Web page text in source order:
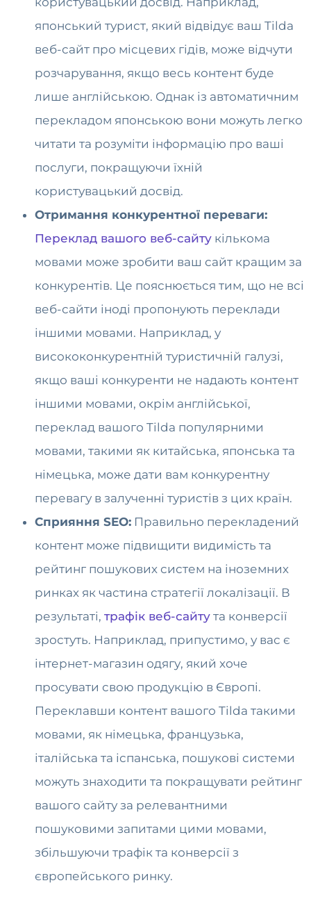
японський турист, який відвідує ваш Tilda
веб-сайт про місцевих гідів, може відчути
розчарування, якщо весь контент буде
лише англійською. Однак із автоматичним
перекладом японською вони можуть легко
читати та розуміти інформацію про ваші
послуги, покращуючи їхній
користувацький досвід.
Отримання конкурентної переваги:
Переклад вашого веб-сайту кількома
мовами може зробити ваш сайт кращим за
конкурентів. Це пояснюється тим, що не всі
веб-сайти іноді пропонують переклади
іншими мовами. Наприклад, у
висококонкурентній туристичній галузі,
якщо ваші конкуренти не надають контент
іншими мовами, окрім англійської,
переклад вашого Tilda популярними
мовами, такими як китайська, японська та
німецька, може дати вам конкурентну
перевагу в залученні туристів з цих країн.
Сприяння SEO: Правильно перекладений
контент може підвищити видимість та
рейтинг пошукових систем на іноземних
ринках як частина стратегії локалізації. В
результаті, трафік веб-сайту та конверсії
зростуть. Наприклад, припустимо, у вас є
інтернет-магазин одягу, який хоче
просувати свою продукцію в Європі.
Переклавши контент вашого Tilda такими
мовами, як німецька, французька,
італійська та іспанська, пошукові системи
можуть знаходити та покращувати рейтинг
вашого сайту за релевантними
пошуковими запитами цими мовами,
збільшуючи трафік та конверсії з
європейського ринку.